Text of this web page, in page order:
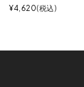
¥4,620 税込